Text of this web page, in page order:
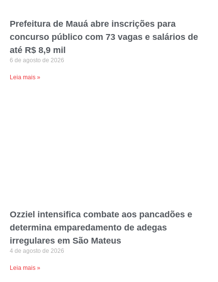
Prefeitura de Mauá abre inscrições para
concurso público com 73 vagas e salários de
até R$ 8,9 mil
6 de agosto de 2026
Leia mais »
Ozziel intensifica combate aos pancadões e
determina emparedamento de adegas
irregulares em São Mateus
4 de agosto de 2026
Leia mais »